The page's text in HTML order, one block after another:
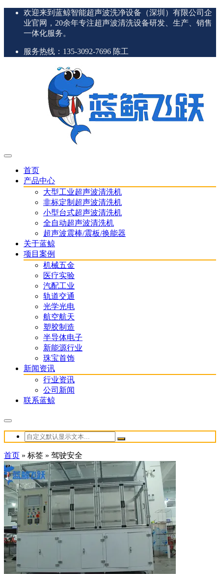
欢迎来到蓝鲸智能超声波洗净设备（深圳）有限公司企
业官网，20余年专注超声波清洗设备研发、生产、销售
一体化服务。
服务热线：135-3092-7696 陈工
首页
产品中心
大型工业超声波清洗机
非标定制超声波清洗机
小型台式超声波清洗机
全自动超声波清洗机
超声波震棒/震板/换能器
关于蓝鲸
项目案例
机械五金
医疗实验
汽配工业
轨道交通
光学光电
航空航天
塑胶制造
半导体电子
新能源行业
珠宝首饰
新闻资讯
行业资讯
公司新闻
联系蓝鲸
首页 » 标签 » 驾驶安全